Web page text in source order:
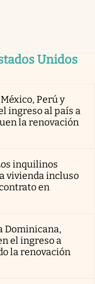
Unidos
Perú y
ingreso al país a
la renovación
inquilinos
vivienda incluso
en
Dominicana,
el ingreso a
la renovación